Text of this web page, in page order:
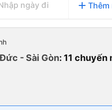
ngày đi add Thêm
- Sài Gòn: 11 chuyến